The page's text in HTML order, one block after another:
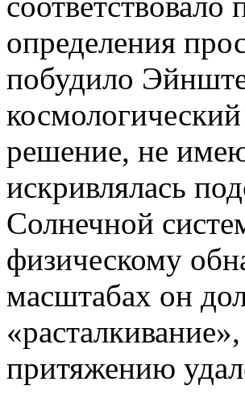
определения
побудило
решение, не
искривлялась
Солнечной
физическому
масштабах он
притяжению